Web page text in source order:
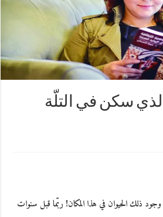
سكن في التلّة
ذلك الحيوان في هذا المكان! ربّما قبل سنوات